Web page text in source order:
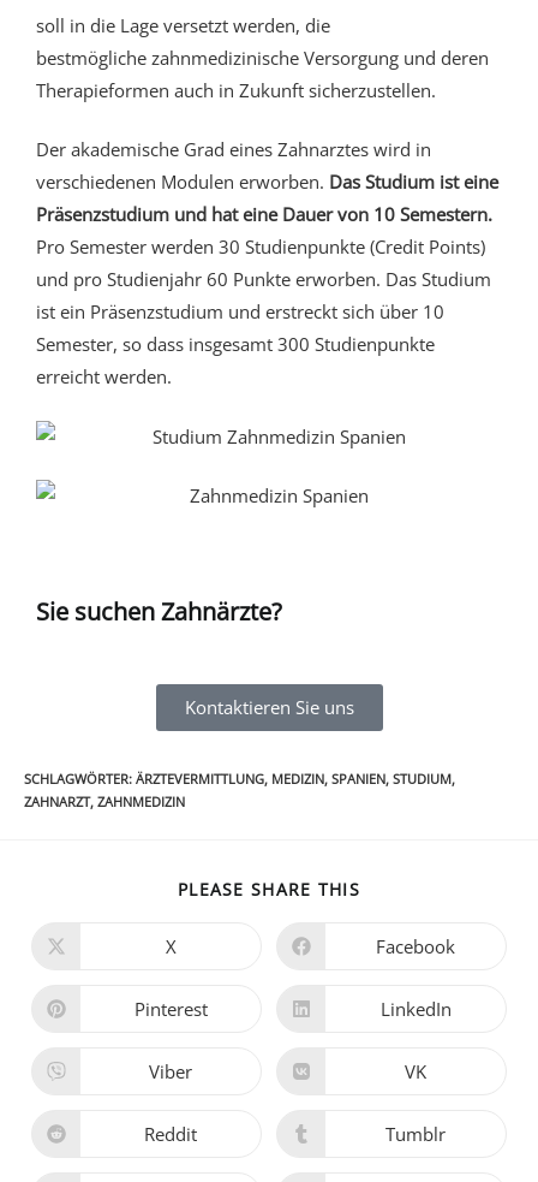
soll in die Lage versetzt werden, die
bestmögliche zahnmedizinische Versorgung und deren
Therapieformen auch in Zukunft sicherzustellen.
Der akademische Grad eines Zahnarztes wird in
verschiedenen Modulen erworben. Das Studium ist eine
Präsenzstudium und hat eine Dauer von 10 Semestern.
Pro Semester werden 30 Studienpunkte (Credit Points)
und pro Studienjahr 60 Punkte erworben. Das Studium
ist ein Präsenzstudium und erstreckt sich über 10
Semester, so dass insgesamt 300 Studienpunkte
erreicht werden.
Sie suchen Zahnärzte?
Kontaktieren Sie uns
SCHLAGWÖRTER: ÄRZTEVERMITTLUNG, MEDIZIN, SPANIEN, STUDIUM,
ZAHNARZT, ZAHNMEDIZIN
PLEASE SHARE THIS
X Facebook
Pinterest LinkedIn
Viber VK
Reddit Tumblr